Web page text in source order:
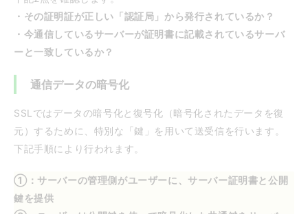
・その証明証が正しい「認証局」から発行されているか？
・今通信しているサーバーが証明書に記載されているサーバ
ーと一致しているか？
通信データの暗号化
SSLではデータの暗号化と復号化（暗号化されたデータを復
元）するために、特別な「鍵」を用いて送受信を行います。
下記手順により行われます。
①：サーバーの管理側がユーザーに、サーバー証明書と公開
鍵を提供